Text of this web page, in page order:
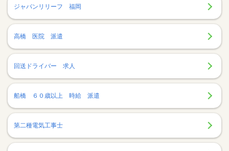
ジャパンリリーフ 福岡
高橋 医院 派遣
回送ドライバー 求人
船橋 ６０歳以上 時給 派遣
第二種電気工事士